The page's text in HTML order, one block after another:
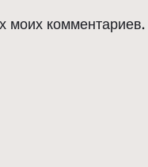
моих комментариев.